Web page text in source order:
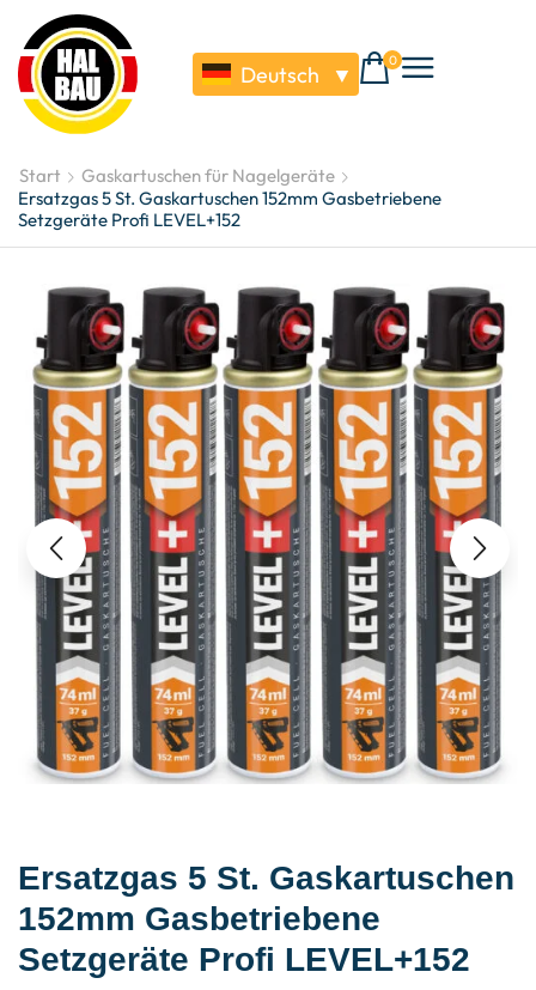
Deutsch ▼
0
Start
Gaskartuschen für Nagelgeräte
Ersatzgas 5 St. Gaskartuschen 152mm Gasbetriebene
Setzgeräte Profi LEVEL+152
Ersatzgas 5 St. Gaskartuschen
152mm Gasbetriebene
Setzgeräte Profi LEVEL+152